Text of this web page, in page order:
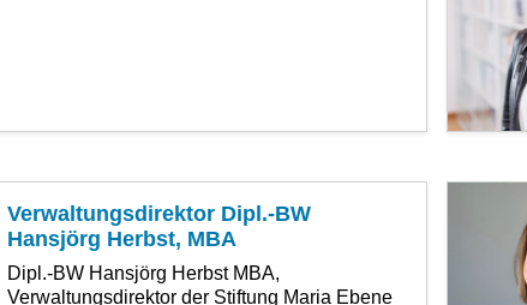
Verwaltungsdirektor Dipl.-BW
Hansjörg Herbst, MBA
Dipl.-BW Hansjörg Herbst MBA,
Verwaltungsdirektor der Stiftung Maria Ebene